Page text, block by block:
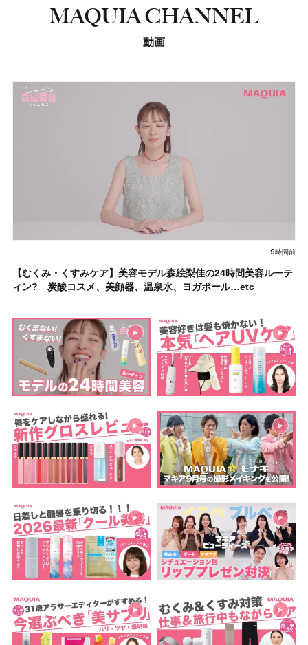
MAQUIA CHANNEL
動画
9時間前
【むくみ・くすみケア】美容モデル森絵梨佳の24時間美容ルーテ
ィン? 炭酸コスメ、美顔器、温泉水、ヨガポール…etc